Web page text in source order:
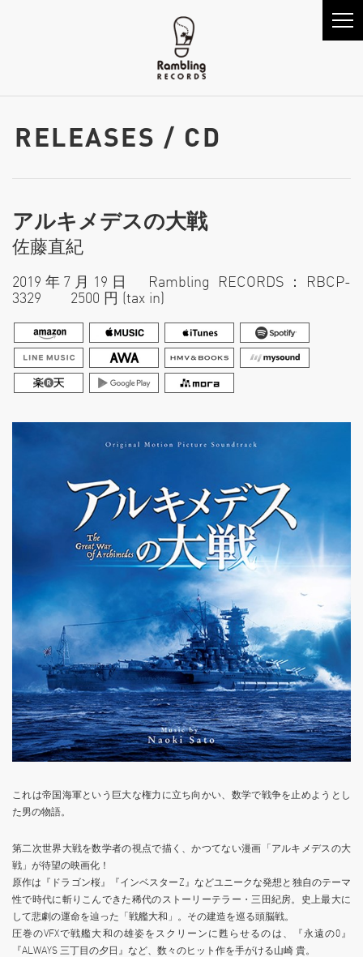
RELEASES / CD
アルキメデスの大戦
佐藤直紀
2019年7月19日 Rambling RECORDS：RBCP-
3329 2500 円 (tax in)
これは帝国海軍という巨大な権力に立ち向かい、数学で戦争を止めようとし
た男の物語。
第二次世界大戦を数学者の視点で描く、かつてない漫画「アルキメデスの大
戦」が待望の映画化！
原作は『ドラゴン桜』『インベスターZ』などユニークな発想と独自のテーマ
性で時代に斬りこんできた稀代のストーリーテラー・三田紀房。史上最大に
して悲劇の運命を辿った「戦艦大和」。その建造を巡る頭脳戦。
圧巻のVFXで戦艦大和の雄姿をスクリーンに甦らせるのは、『永遠の0』
『ALWAYS 三丁目の夕日』など、数々のヒット作を手がける山崎 貴。